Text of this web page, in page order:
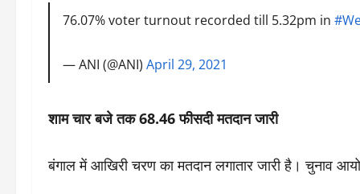
76.07% voter turnout recorded till 5.32pm in
— ANI (@ANI)April 29, 2021
शाम चार बजे तक 68.46 फीसदी मतदान जारी
बंगाल में आखिरी चरण का मतदान लगातार जारी है। चुनाव